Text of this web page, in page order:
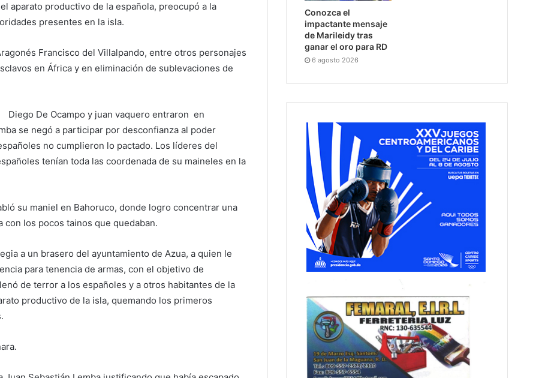
aparato productivo de la española, preocupó a la
presentes en la isla.
Francisco del Villalpando, entre otros personajes
en África y en eliminación de sublevaciones de
Diego De Ocampo y juan vaquero entraron en
se negó a participar por desconfianza al poder
no cumplieron lo pactado. Los líderes del
tenían toda las coordenada de su maineles en la
su maniel en Bahoruco, donde logro concentrar una
con los pocos tainos que quedaban.
a un brasero del ayuntamiento de Azua, a quien le
para tenencia de armas, con el objetivo de
de terror a los españoles y a otros habitantes de la
productivo de la isla, quemando los primeros
Conozca el
impactante mensaje
de Marileidy tras
ganar el oro para RD
6 agosto 2026